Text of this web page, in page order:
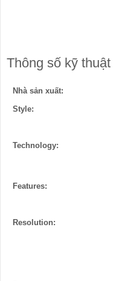
Thông số kỹ thuật
Nhà sản xuất:
Style:
Technology:
Features:
Resolution: